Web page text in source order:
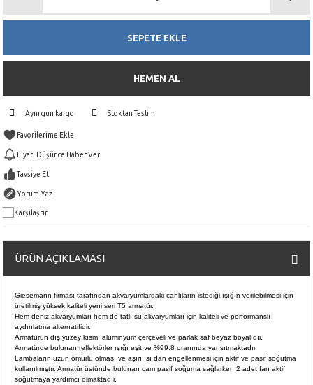
SEPETE EKLE
HEMEN AL
Aynı gün kargo Stoktan Teslim
Fiyatı Düşünce Haber Ver
Tavsiye Et
Yorum Yaz
Karşılaştır
ÜRÜN AÇIKLAMASI
Giesemann firması tarafından akvaryumlardaki canlıların istediği ışığın verilebilmesi için
üretilmiş yüksek kaliteli yeni seri T5 armatür.
Hem deniz akvaryumları hem de tatlı su akvaryumları için kaliteli ve performanslı
aydınlatma alternatifidir.
Armatürün dış yüzey kısmı alüminyum çerçeveli ve parlak saf beyaz boyalıdır.
Armatürde bulunan reflektörler ışığı eşit ve %99.8 oranında yansıtmaktadır.
Lambaların uzun ömürlü olması ve aşırı ısı dan engellenmesi için aktif ve pasif soğutma
kullanılmıştır. Armatür üstünde bulunan cam pasif soğuma sağlarken 2 adet fan aktif
soğutmaya yardımcı olmaktadır.